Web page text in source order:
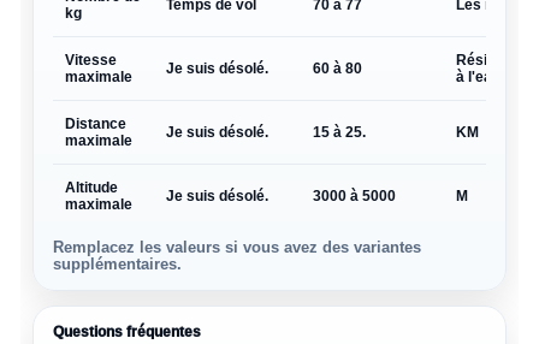
kg
Temps de vol 70 à 77 Les mines
Vitesse
maximale
Je suis désolé. 60 à 80
Résistance
à l'eau
Distance
maximale
Je suis désolé. 15 à 25. KM
Altitude
maximale
Je suis désolé. 3000 à 5000 M
Remplacez les valeurs si vous avez des variantes
supplémentaires.
Questions fréquentes